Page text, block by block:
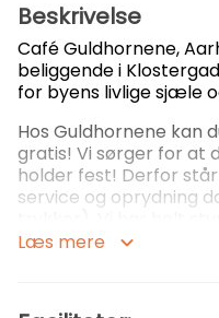
Beskrivelse
Café Guldhornene,
beliggende i
for byens livlige sjæle
Hos Guldhornene kan
gratis! Vi sørger for at
holder fest! Derfor
service og oprydning
arrangementer og et
Læs mere